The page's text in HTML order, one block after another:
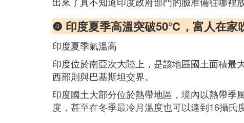
❹ 印度夏季高溫突破50℃，富人在家
印度夏季氣溫高
印度位於南亞次大陸上，是該地區國土面積最
西部則與巴基斯坦交界。
印度國土大部分位於熱帶地區，境內以熱帶季
度，甚至在冬季最冷月溫度也可以達到16攝氏度